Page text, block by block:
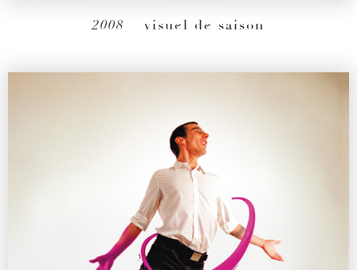
2008 – visuel de saison